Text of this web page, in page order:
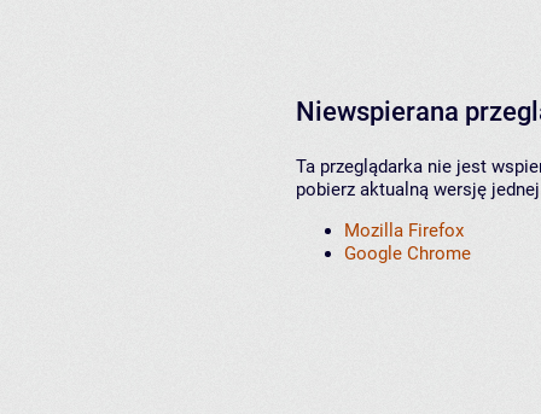
Niewspierana
Ta przeglądarka nie jest
pobierz aktualną wersję
Mozilla Firefox
Google Chrome